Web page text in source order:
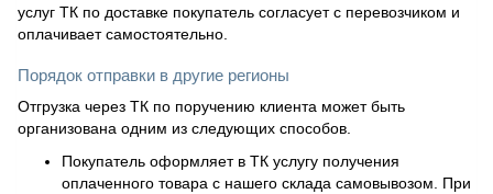
услуг ТК по доставке покупатель согласует с перевозчиком и
оплачивает самостоятельно.
Порядок отправки в другие регионы
Отгрузка через ТК по поручению клиента может быть
организована одним из следующих способов.
Покупатель оформляет в ТК услугу получения
оплаченного товара с нашего склада самовывозом. При